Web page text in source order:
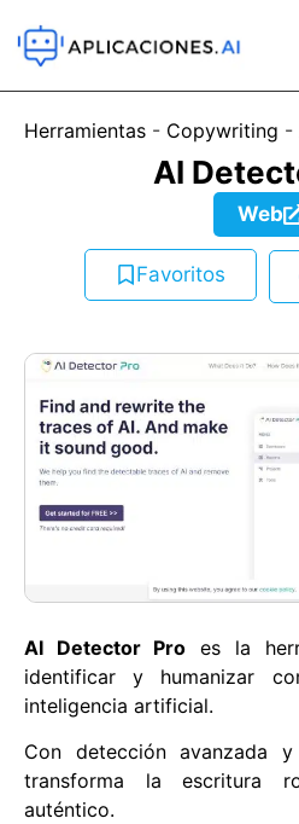
Herramientas - Copywriting -
AI
Web
Favoritos
AI Detector Pro es la
identificar y humanizar
inteligencia artificial.
Con detección avanzada
transforma la escritura
auténtico.